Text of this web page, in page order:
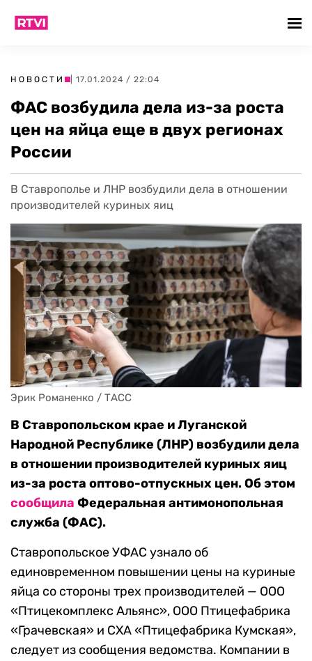
НОВОСТИ | 17.01.2024 / 22:04
ФАС возбудила дела из-за роста
цен на яйца еще в двух регионах
России
В Ставрополье и ЛНР возбудили дела в отношении
производителей куриных яиц
Эрик Романенко / ТАСС
В Ставропольском крае и Луганской
Народной Республике (ЛНР) возбудили дела
в отношении производителей куриных яиц
из-за роста оптово-отпускных цен. Об этом
сообщила Федеральная антимонопольная
служба (ФАС).
Ставропольское УФАС узнало об
единовременном повышении цены на куриные
яйца со стороны трех производителей — ООО
«Птицекомплекс Альянс», ООО Птицефабрика
«Грачевская» и СХА «Птицефабрика Кумская»,
следует из сообщения ведомства. Компании в